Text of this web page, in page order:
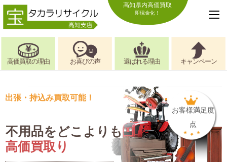
高知県内高価買取
即現金化！
高価買取の理由 お喜びの声 選ばれる理由 キャンペーン
出張・持込み買取可能！
不用品をどこよりも
高価買取り
お客様満足度
点